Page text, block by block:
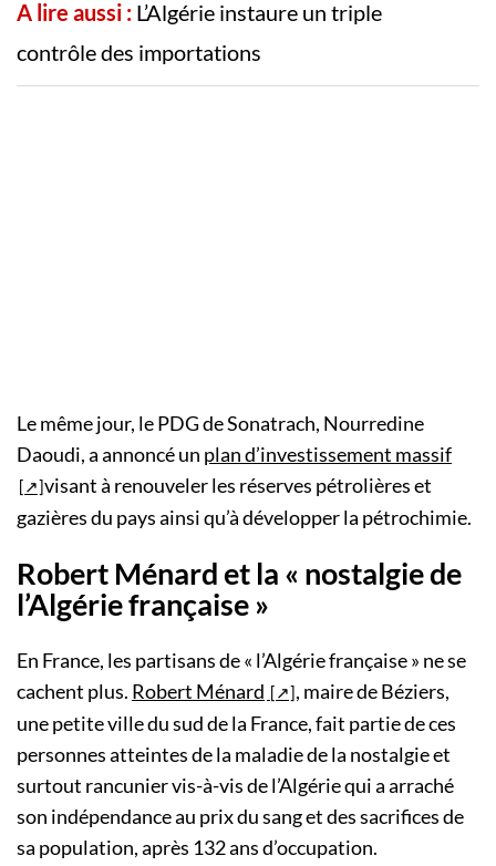
A lire aussi : L’Algérie instaure un triple
contrôle des importations
Le même jour, le PDG de Sonatrach, Nourredine
Daoudi, a annoncé un plan d’investissement massif
visant à renouveler les réserves pétrolières et
gazières du pays ainsi qu’à développer la pétrochimie.
Robert Ménard et la « nostalgie de
l’Algérie française »
En France, les partisans de « l’Algérie française » ne se
cachent plus. Robert Ménard
, maire de Béziers,
une petite ville du sud de la France, fait partie de ces
personnes atteintes de la maladie de la nostalgie et
surtout rancunier vis-à-vis de l’Algérie qui a arraché
son indépendance au prix du sang et des sacrifices de
sa population, après 132 ans d’occupation.